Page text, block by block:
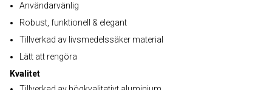
Användarvänlig
Robust, funktionell & elegant
Tillverkad av livsmedelssäker material
Lätt att rengöra
Kvalitet